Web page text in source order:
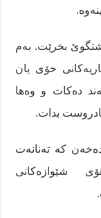
بخرێت. بەم
خۆی یان
دەکات و وەها
بدات.
دەخەن کە تەنانەت
شێوازەکانی